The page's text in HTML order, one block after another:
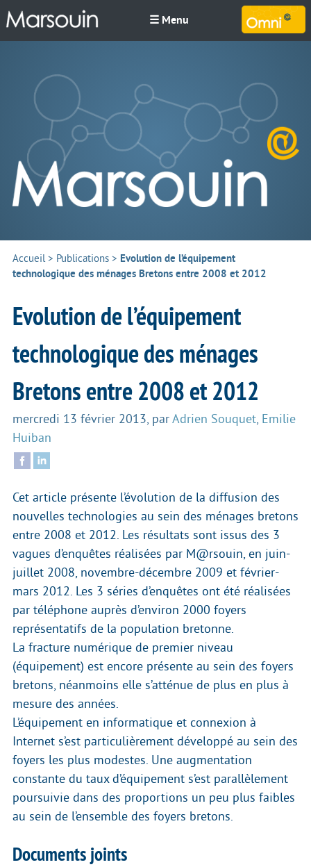
☰ Menu
Accueil> Publications > Evolution de l’équipement
technologique des ménages Bretons entre 2008 et 2012
Evolution de l’équipement
technologique des ménages
Bretons entre 2008 et 2012
mercredi 13 février 2013, par Adrien Souquet, Emilie
Huiban
Cet article présente l’évolution de la diffusion des
nouvelles technologies au sein des ménages bretons
entre 2008 et 2012. Les résultats sont issus des 3
vagues d’enquêtes réalisées par M@rsouin, en juin-
juillet 2008, novembre-décembre 2009 et février-
mars 2012. Les 3 séries d’enquêtes ont été réalisées
par téléphone auprès d’environ 2000 foyers
représentatifs de la population bretonne.
La fracture numérique de premier niveau
(équipement) est encore présente au sein des foyers
bretons, néanmoins elle s’atténue de plus en plus à
mesure des années.
L’équipement en informatique et connexion à
Internet s’est particulièrement développé au sein des
foyers les plus modestes. Une augmentation
constante du taux d’équipement s’est parallèlement
poursuivie dans des proportions un peu plus faibles
au sein de l’ensemble des foyers bretons.
Documents joints